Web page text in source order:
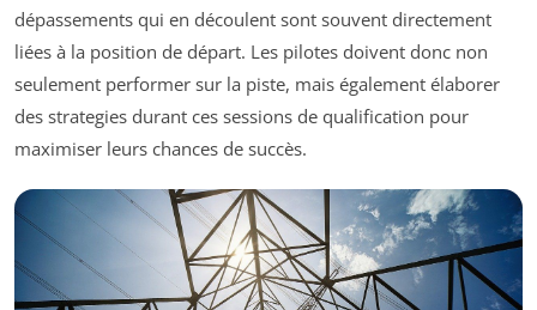
dépassements qui en découlent sont souvent directement
liées à la position de départ. Les pilotes doivent donc non
seulement performer sur la piste, mais également élaborer
des strategies durant ces sessions de qualification pour
maximiser leurs chances de succès.